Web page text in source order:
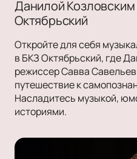
Данилой
Октябрьский
Откройте для себя
в БКЗ Октябрьский, где
режиссер Савва
путешествие к
Насладитесь музыкой,
историями.